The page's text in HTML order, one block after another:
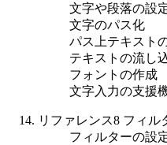
文字や段落の設
文字のパス化
パス上テキスト
テキストの流し
フォントの作成
文字入力の支援
リファレンス8 フィ
フィルターの設